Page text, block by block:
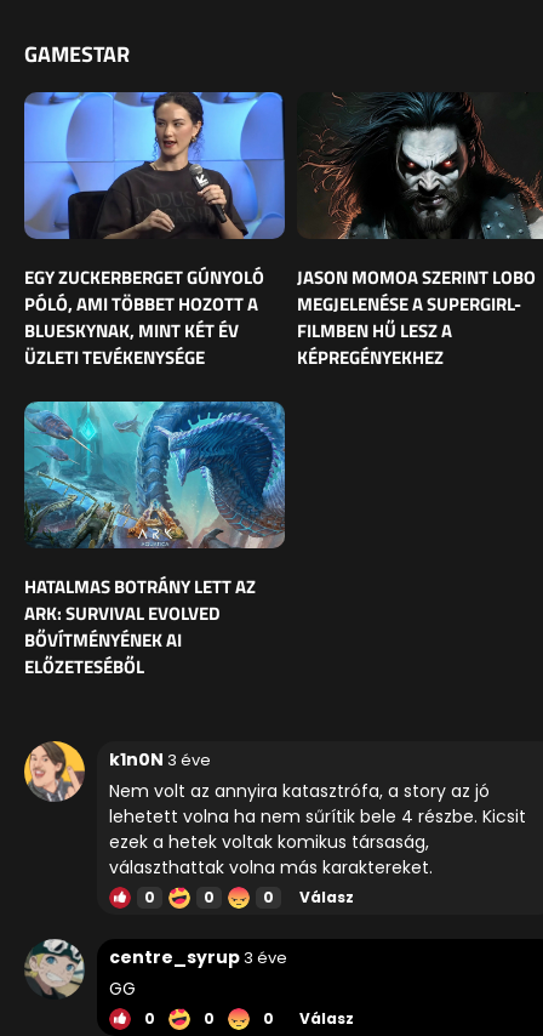
GAMESTAR
EGY ZUCKERBERGET GÚNYOLÓ
PÓLÓ, AMI TÖBBET HOZOTT A
BLUESKYNAK, MINT KÉT ÉV
ÜZLETI TEVÉKENYSÉGE
JASON MOMOA SZERINT LOBO
MEGJELENÉSE A SUPERGIRL-
FILMBEN HŰ LESZ A
KÉPREGÉNYEKHEZ
HATALMAS BOTRÁNY LETT AZ
ARK: SURVIVAL EVOLVED
BŐVÍTMÉNYÉNEK AI
ELŐZETESÉBŐL
k1n0N 3 éve
Nem volt az annyira katasztrófa, a story az jó
lehetett volna ha nem sűrítik bele 4 részbe. Kicsit
ezek a hetek voltak komikus társaság,
választhattak volna más karaktereket.
0 0 0 Válasz
centre_syrup3 éve
GG
0 0 0 Válasz